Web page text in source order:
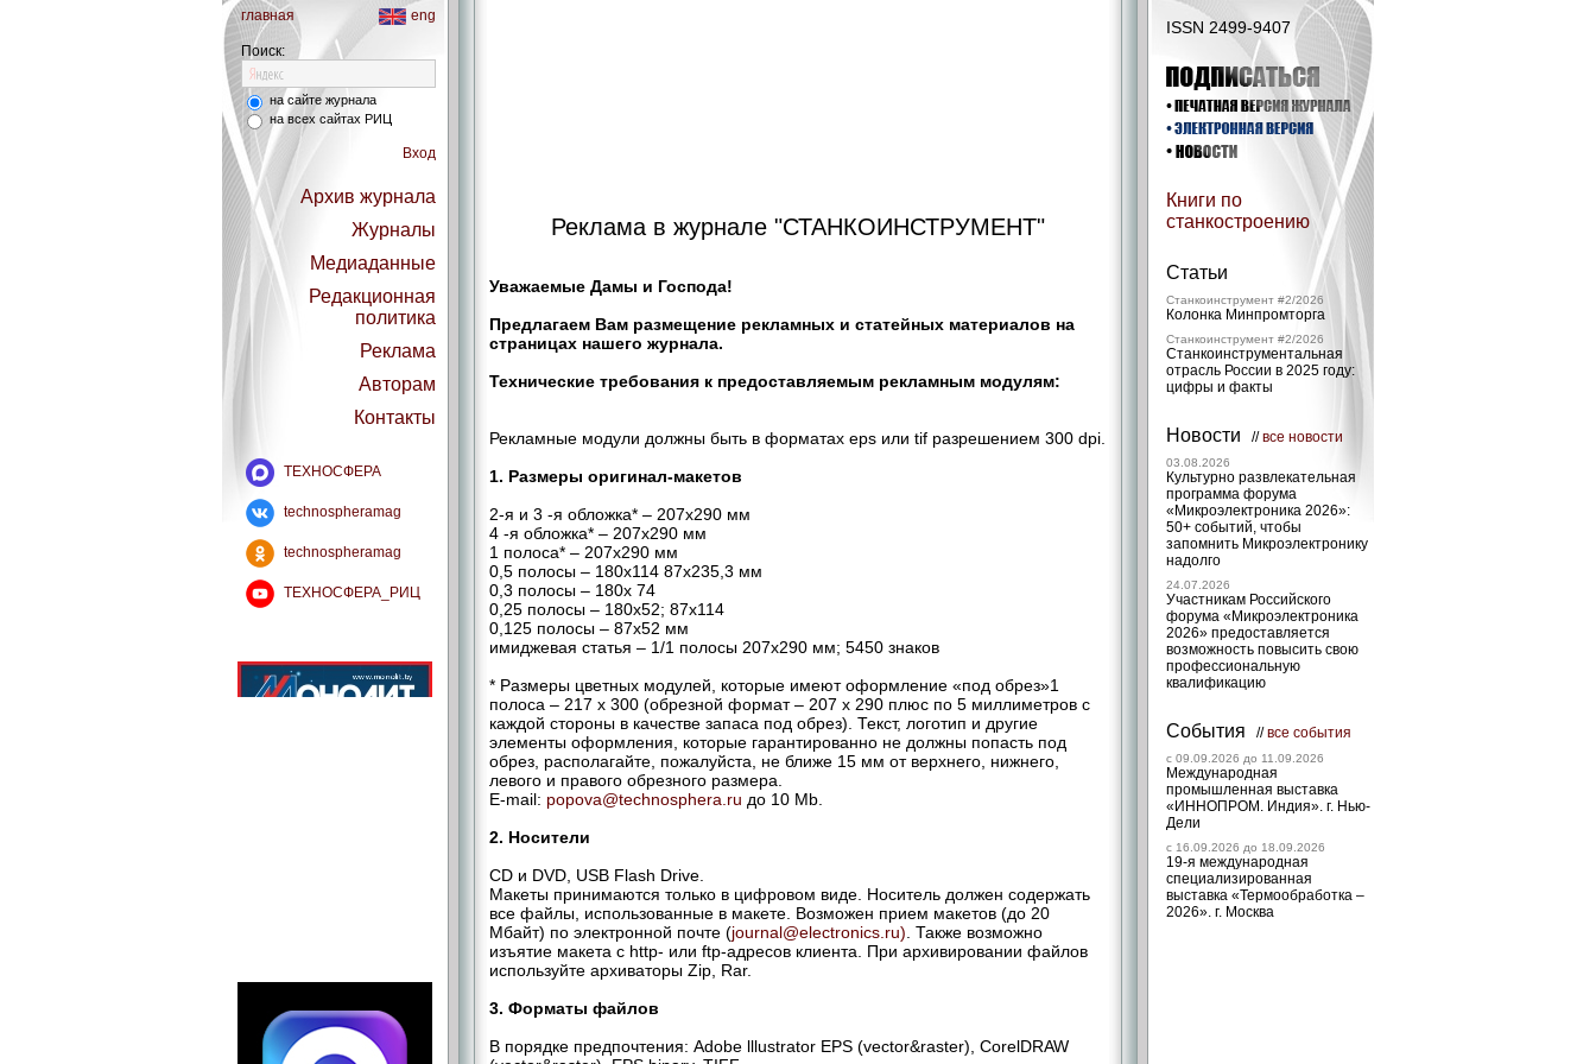
главная eng
Поиск:
на сайте журнала
на всех сайтах РИЦ
Вход
Архив журнала
Журналы
Медиаданные
Редакционная
политика
Реклама
Авторам
Контакты
ТЕХНОСФЕРА
technospheramag
technospheramag
ТЕХНОСФЕРА_РИЦ
ISSN 2499-9407
Книги по
станкостроению
Статьи
Станкоинструмент #2/2026
Колонка Минпромторга
Станкоинструмент #2/2026
Станкоинструментальная
отрасль России в 2025 году:
цифры и факты
Новости //все новости
03.08.2026
Культурно развлекательная
программа форума
«Микроэлектроника 2026»:
50+ событий, чтобы
запомнить Микроэлектронику
надолго
24.07.2026
Участникам Российского
форума «Микроэлектроника
2026» предоставляется
возможность повысить свою
профессиональную
квалификацию
События //все события
c 09.09.2026 до 11.09.2026
Международная
промышленная выставка
«ИННОПРОМ. Индия». г. Нью-
Дели
c 16.09.2026 до 18.09.2026
19-я международная
специализированная
выставка «Термообработка –
2026». г. Москва
Реклама в журнале "СТАНКОИНСТРУМЕНТ"
Уважаемые Дамы и Господа!
Предлагаем Вам размещение рекламных и статейных материалов на
страницах нашего журнала.
Технические требования к предоставляемым рекламным модулям:
Рекламные модули должны быть в форматах eps или tif разрешением 300 dpi.
1. Размеры оригинал-макетов
2-я и 3 -я обложка* – 207х290 мм
4 -я обложка* – 207х290 мм
1 полоса* – 207х290 мм
0,5 полосы – 180х114 87х235,3 мм
0,3 полосы – 180х 74
0,25 полосы – 180х52; 87х114
0,125 полосы – 87х52 мм
имиджевая статья – 1/1 полосы 207х290 мм; 5450 знаков
* Размеры цветных модулей, которые имеют оформление «под обрез»1
полоса – 217 х 300 (обрезной формат – 207 х 290 плюс по 5 миллиметров с
каждой стороны в качестве запаса под обрез). Текст, логотип и другие
элементы оформления, которые гарантированно не должны попасть под
обрез, располагайте, пожалуйста, не ближе 15 мм от верхнего, нижнего,
левого и правого обрезного размера.
E-mail: popova@technosphera.ru до 10 Mb.
2. Носители
CD и DVD, USB Flash Drive.
Макеты принимаются только в цифровом виде. Носитель должен содержать
все файлы, использованные в макете. Возможен прием макетов (до 20
Мбайт) по электронной почте (journal@electronics.ru) . Также возможно
изъятие макета с http- или ftp-адресов клиента. При архивировании файлов
используйте архиваторы Zip, Rar.
3. Форматы файлов
В порядке предпочтения: Adobe lllustrator EPS (vector&raster), CorelDRAW